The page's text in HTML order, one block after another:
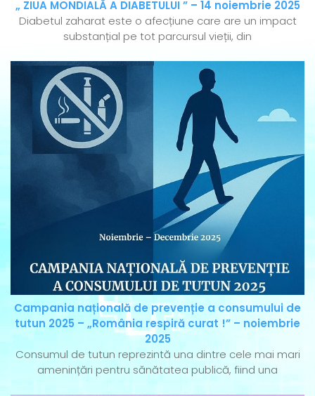
„ ZIUA MONDIALĂ A DIABETULUI ” – 14 noiembrie 2025
Diabetul zaharat este o afecțiune care are un impact
substanțial pe tot parcursul vieții, din
Campania națională de prevenție a consumului de
tutun 2025 – „România respiră curat !” – noiembrie
2025
Consumul de tutun reprezintă una dintre cele mai mari
amenințări pentru sănătatea publică, fiind una